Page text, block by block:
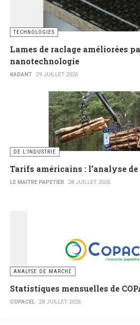
TECHNOLOGIES
Lames de raclage améliorées
nanotechnologie
KADANT 29 JUILLET 2026
DE L’INDUSTRIE
Tarifs américains : l’analyse de
LE MAITRE PAPETIER 28 JUILLET 2026
ANALYSE DE MARCHÉ
Statistiques mensuelles de
COPACEL 28 JUILLET 2026